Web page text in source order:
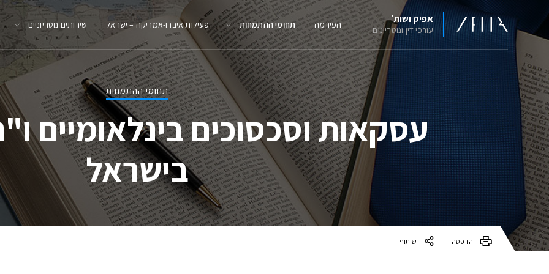
אפיק ושות׳
עורכי דין ונוטריונים הפירמה תחומי ההתמחות פעילות איברו-אמריקה – ישראל שירותים נוטריוניים
תחומי ההתמחות
עסקאות וסכסוכים בינלאומיים
בישראל
הדפסה שיתוף